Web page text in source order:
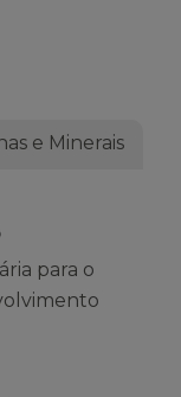
e Minerais
para o